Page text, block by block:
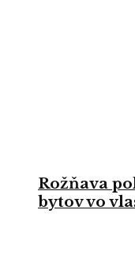
Rožňava
bytov vo